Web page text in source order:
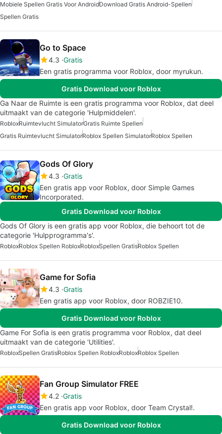
Mobiele Spellen Gratis Voor AndroidDownload Gratis Android-Spellen
Spellen Gratis
Go to Space
4.3 Gratis
Een gratis programma voor Roblox, door myrukun.
Gratis Download voor Roblox
Ga Naar de Ruimte is een gratis programma voor Roblox, dat deel
uitmaakt van de categorie 'Hulpmiddelen'.
RobloxRuimtevlucht SimulatorGratis Ruimte Spellen
Gratis Ruimtevlucht SimulatorRoblox Spellen SimulatorRoblox Spellen
Gods Of Glory
4.3 Gratis
Een gratis app voor Roblox, door Simple Games
Incorporated.
Gratis Download voor Roblox
Gods Of Glory is een gratis app voor Roblox, die behoort tot de
categorie 'Hulpprogramma's'.
RobloxRoblox Spellen RobloxRobloxSpellen GratisRoblox Spellen
Game for Sofia
4.3 Gratis
Een gratis app voor Roblox, door ROBZIE10.
Gratis Download voor Roblox
Game For Sofia is een gratis programma voor Roblox, dat deel
uitmaakt van de categorie 'Utilities'.
RobloxSpellen GratisRoblox Spellen RobloxRobloxRoblox Spellen
Fan Group Simulator FREE
4.2 Gratis
Een gratis app voor Roblox, door Team Crystal!.
Gratis Download voor Roblox